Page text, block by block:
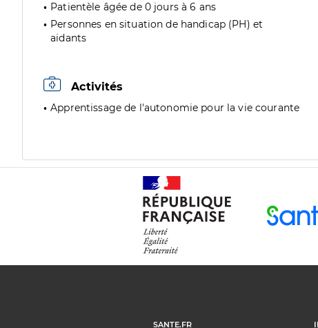
Patientèle âgée de 0 jours à 6 ans
Personnes en situation de handicap (PH) et
aidants
Activités
Apprentissage de l'autonomie pour la vie courante
SANTE.FR